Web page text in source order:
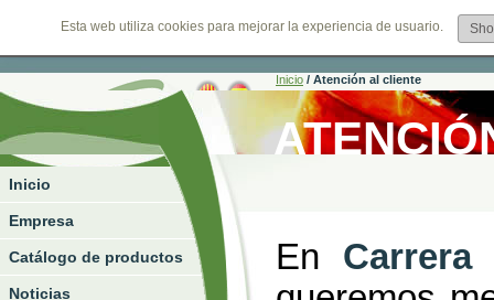
Esta web utiliza cookies para mejorar la experiencia de usuario.
sábado, 08 de agosto de 2026
Inicio
Empresa
Catálogo de productos
Noticias
Inicio / Atención al cliente
En Carrera